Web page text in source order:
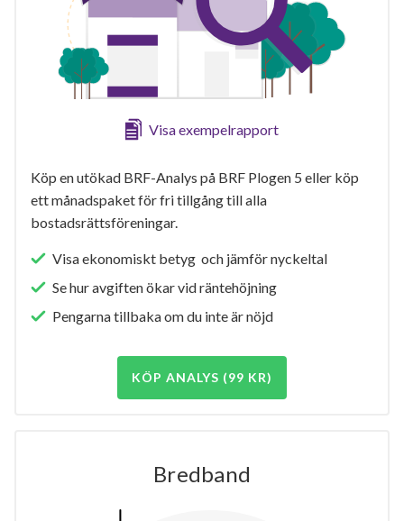
Visa exempelrapport
Köp en utökad BRF-Analys på BRF Plogen 5 eller köp
ett månadspaket för fri tillgång till alla
bostadsrättsföreningar.
Visa ekonomiskt betyg och jämför nyckeltal
Se hur avgiften ökar vid räntehöjning
Pengarna tillbaka om du inte är nöjd
KÖP ANALYS (99 KR)
Bredband